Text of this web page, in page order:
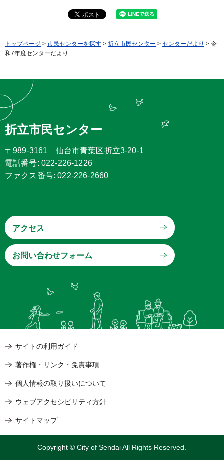
トップページ > 市民センターを探す > 折立市民センター > センターだより > 令
和7年度センターだより
折立市民センター
〒989-3161 仙台市青葉区折立3-20-1
電話番号: 022-226-1226
ファクス番号: 022-226-2660
アクセス
サイトの利用ガイド
著作権・リンク・免責事項
個人情報の取り扱いについて
ウェブアクセシビリティ方針
サイトマップ
Copyright © City of Sendai All Rights Reserved.